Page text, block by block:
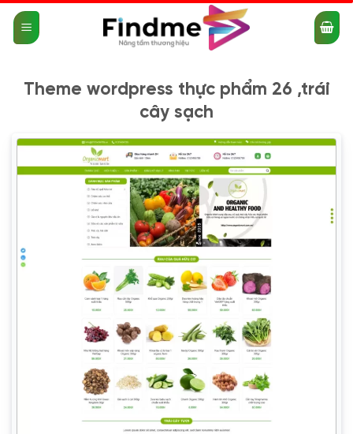
qua
nội
Theme wordpress thực phẩm 26 ,trái
cây sạch